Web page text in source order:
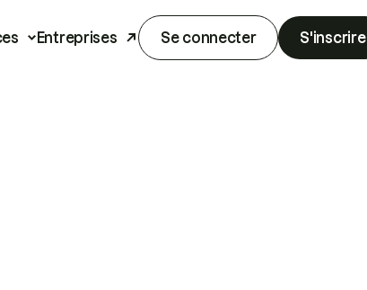
Entreprises Se connecter S'inscrire